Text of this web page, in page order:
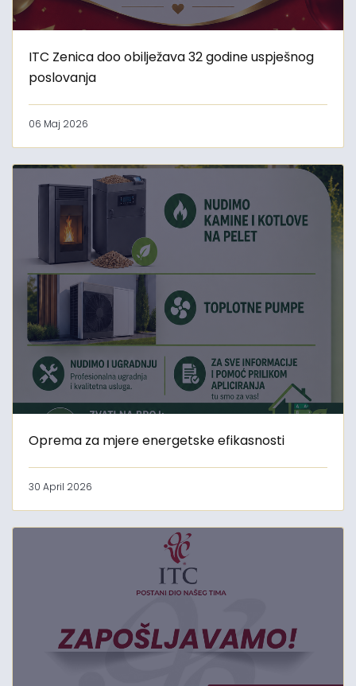
ITC Zenica doo obilježava 32 godine uspješnog
poslovanja
06 Maj 2026
Oprema za mjere energetske efikasnosti
30 April 2026